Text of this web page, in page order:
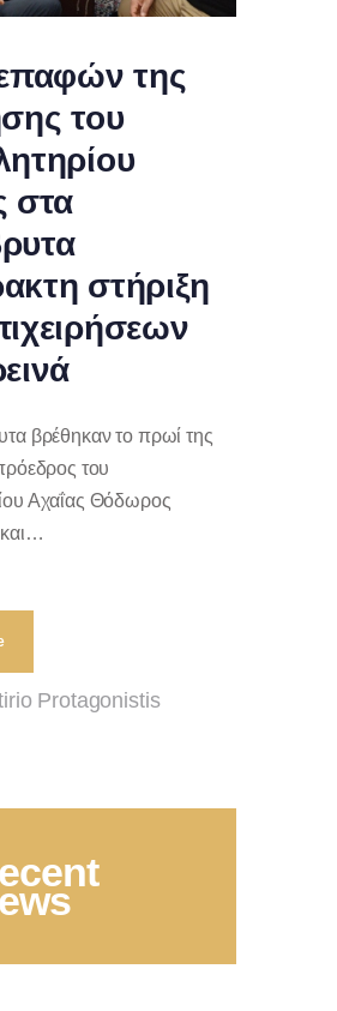
της
του
στα
στήριξη
βρέθηκαν το πρωί της
του
Αχαΐας Θόδωρος
Protagonistis